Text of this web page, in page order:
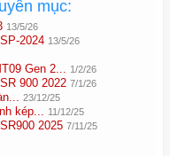
mục:
13/5/26
2024 13/5/26
Gen 2... 1/2/26
900 2022 7/1/26
23/12/25
kép... 11/12/25
2025 7/11/25